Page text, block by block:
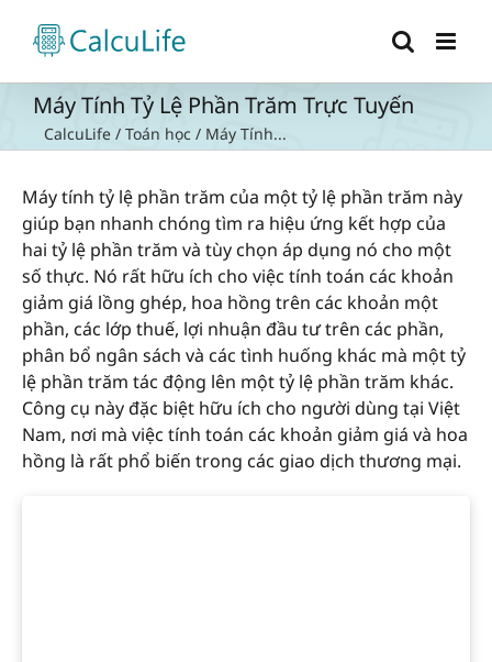
content
Máy Tính Tỷ Lệ Phần Trăm Trực Tuyến
CalcuLife / Toán học / Máy Tính...
Máy tính tỷ lệ phần trăm của một tỷ lệ phần trăm này
giúp bạn nhanh chóng tìm ra hiệu ứng kết hợp của
hai tỷ lệ phần trăm và tùy chọn áp dụng nó cho một
số thực. Nó rất hữu ích cho việc tính toán các khoản
giảm giá lồng ghép, hoa hồng trên các khoản một
phần, các lớp thuế, lợi nhuận đầu tư trên các phần,
phân bổ ngân sách và các tình huống khác mà một tỷ
lệ phần trăm tác động lên một tỷ lệ phần trăm khác.
Công cụ này đặc biệt hữu ích cho người dùng tại Việt
Nam, nơi mà việc tính toán các khoản giảm giá và hoa
hồng là rất phổ biến trong các giao dịch thương mại.